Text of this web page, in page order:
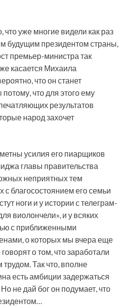
что уже многие видели как раз
будущим президентом страны,
премьер-министра так
касается Михаила
что он станет
что для этого ему
результатов
народ захочет
усилия его пиарщиков
главы правительства
неприятных тем
с благосостоянием его семьи
ноги и у истории с телеграм-
виолончели», и у всяких
с приближенными
о которых мы вчера еще
говорят о том, что заработали
Так что, вполне
есть амбиции задержаться
не дай бог он подумает, что